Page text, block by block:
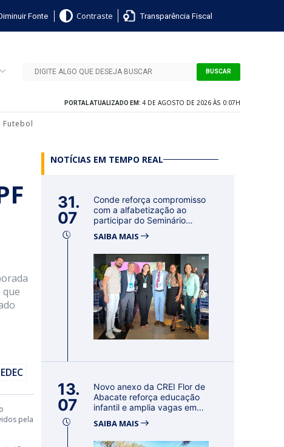
Fonte Contraste Transparência Fiscal
BUSCAR
PORTAL ATUALIZADO EM: 4 DE AGOSTO DE 2026 ÀS 0:07H
que
pela
NOTÍCIAS EM TEMPO REAL
31.
07
Conde reforça compromisso
com a alfabetização ao
participar do Seminário
SAIBA MAIS
13.
07
Novo anexo da CREI Flor de
Abacate reforça educação
infantil e amplia vagas em
SAIBA MAIS